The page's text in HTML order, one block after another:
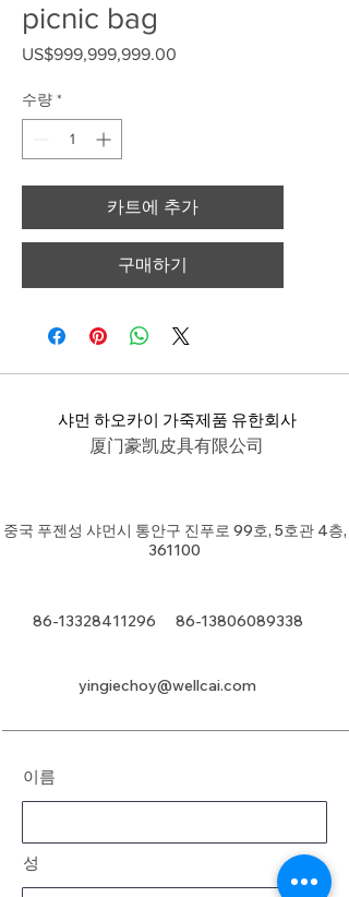
picnic bag
US$999,999,999.00
수량 *
카트에 추가
구매하기
샤먼 하오카이 가죽제품 유한회사
厦门豪凯皮具有限公司
중국 푸젠성 샤먼시 통안구 진푸로 99호, 5호관 4층,
361100
86-13328411296 86-13806089338
yingiechoy@wellcai.com
이름
성